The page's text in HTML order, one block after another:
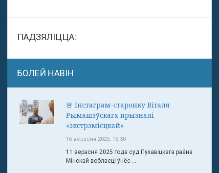
ПАДЗЯЛІЦЦА:
БОЛЕЙ НАВІН
🚨 Інстаграм-старонку Віталя
Рымашэўскага прызналі
«экстрэмісцкай»
16 верасня 2025, 16:30
11 верасня 2025 года суд Пухавіцкага раёна
Мінскай вобласці ўнёс ...